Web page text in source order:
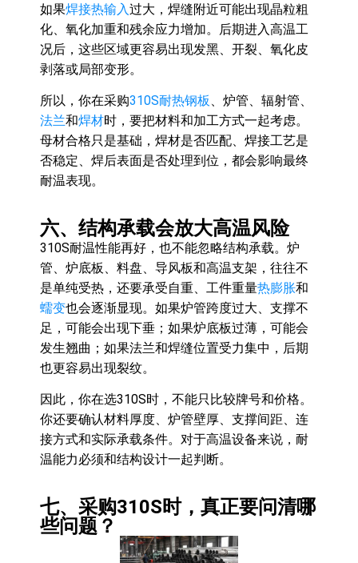
如果焊接热输入过大，焊缝附近可能出现晶粒粗
化、氧化加重和残余应力增加。后期进入高温工
况后，这些区域更容易出现发黑、开裂、氧化皮
剥落或局部变形。
所以，你在采购310S耐热钢板 、炉管、辐射管、
法兰和焊材时，要把材料和加工方式一起考虑。
母材合格只是基础，焊材是否匹配、焊接工艺是
否稳定、焊后表面是否处理到位，都会影响最终
耐温表现。
六、结构承载会放大高温风险
310S耐温性能再好，也不能忽略结构承载。炉
管、炉底板、料盘、导风板和高温支架，往往不
是单纯受热，还要承受自重、工件重量热膨胀和
蠕变也会逐渐显现。如果炉管跨度过大、支撑不
足，可能会出现下垂；如果炉底板过薄，可能会
发生翘曲；如果法兰和焊缝位置受力集中，后期
也更容易出现裂纹。
因此，你在选310S时，不能只比较牌号和价格。
你还要确认材料厚度、炉管壁厚、支撑间距、连
接方式和实际承载条件。对于高温设备来说，耐
温能力必须和结构设计一起判断。
七、采购310S时，真正要问清哪
些问题？